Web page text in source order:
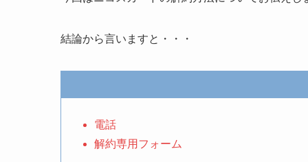
結論から言いますと・・・
電話
解約専用フォーム